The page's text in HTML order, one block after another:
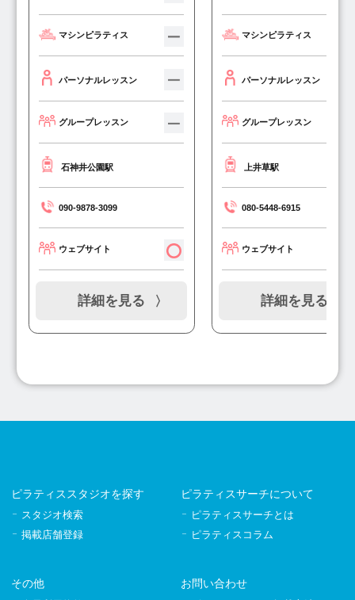
マシンピラティス
パーソナルレッスン
グループレッスン
石神井公園駅
090-9878-3099
ウェブサイト
詳細を見る
マシンピラティス
パーソナルレッスン
グループレッスン
上井草駅
080-5448-6915
ウェブサイト
詳細を見る
ピラティススタジオを探す
スタジオ検索
掲載店舗登録
ピラティスサーチについて
ピラティスサーチとは
ピラティスコラム
その他 お問い合わせ